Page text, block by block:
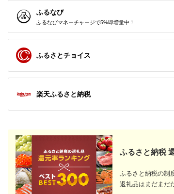
出典：楽天ふるさと納
出典：auPAYふるさと納
ふるなび
ふるなびマネーチャージで5%即増量中！
ふるさとチョイス
楽天ふるさと納税
ふるさと納税
ふるさと納税の制
返礼品はまだまだ